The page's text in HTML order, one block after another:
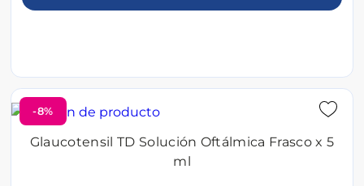
-8%
Glaucotensil TD Solución Oftálmica Frasco x 5
ml